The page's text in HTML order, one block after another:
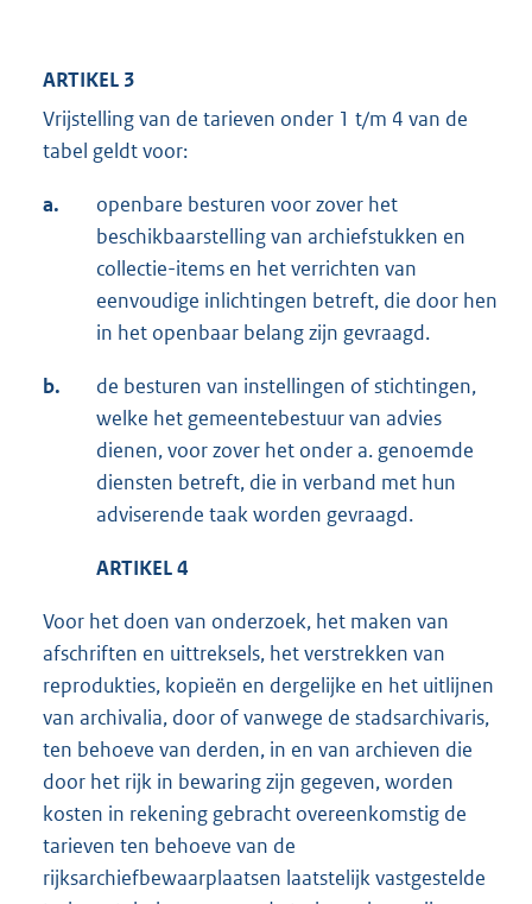
ARTIKEL 3
Vrijstelling van de tarieven onder 1 t/m 4 van de
tabel geldt voor:
a.
openbare besturen voor zover het
beschikbaarstelling van archiefstukken en
collectie-items en het verrichten van
eenvoudige inlichtingen betreft, die door hen
in het openbaar belang zijn gevraagd.
b.
de besturen van instellingen of stichtingen,
welke het gemeentebestuur van advies
dienen, voor zover het onder a. genoemde
diensten betreft, die in verband met hun
adviserende taak worden gevraagd.
ARTIKEL 4
Voor het doen van onderzoek, het maken van
afschriften en uittreksels, het verstrekken van
reprodukties, kopieën en dergelijke en het uitlijnen
van archivalia, door of vanwege de stadsarchivaris,
ten behoeve van derden, in en van archieven die
door het rijk in bewaring zijn gegeven, worden
kosten in rekening gebracht overeenkomstig de
tarieven ten behoeve van de
rijksarchiefbewaarplaatsen laatstelijk vastgestelde